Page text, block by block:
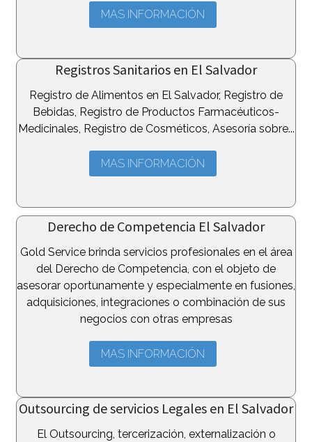
MAS INFORMACIÓN
Registros Sanitarios en El Salvador
Registro de Alimentos en El Salvador, Registro de
Bebidas, Registro de Productos Farmacéuticos-
Medicinales, Registro de Cosméticos, Asesoría sobre...
MAS INFORMACIÓN
Derecho de Competencia El Salvador
Gold Service brinda servicios profesionales en el área
del Derecho de Competencia, con el objeto de
asesorar oportunamente y especialmente en fusiones,
adquisiciones, integraciones o combinación de sus
negocios con otras empresas
MAS INFORMACIÓN
Outsourcing de servicios Legales en El Salvador
El Outsourcing, tercerización, externalización o